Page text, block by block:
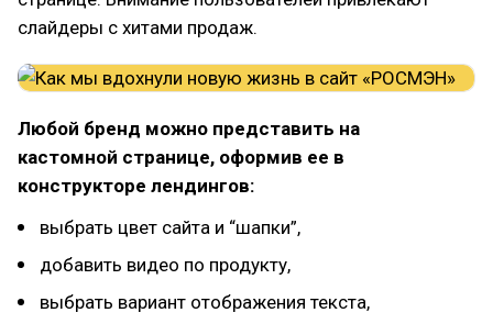
слайдеры с хитами продаж.
Любой бренд можно представить на
кастомной странице, оформив ее в
конструкторе лендингов:
выбрать цвет сайта и “шапки”,
добавить видео по продукту,
выбрать вариант отображения текста,